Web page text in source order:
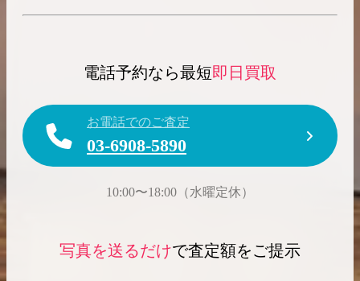
電話予約なら最短即日買取
お電話でのご査定
03-6908-5890
10:00〜18:00（水曜定休）
写真を送るだけで査定額をご提示